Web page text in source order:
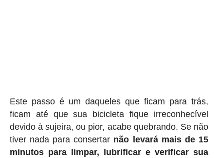
Este passo é um daqueles que ficam para trás,
ficam até que sua bicicleta fique irreconhecível
devido à sujeira, ou pior, acabe quebrando. Se não
tiver nada para consertar não levará mais de 15
minutos para limpar, lubrificar e verificar sua